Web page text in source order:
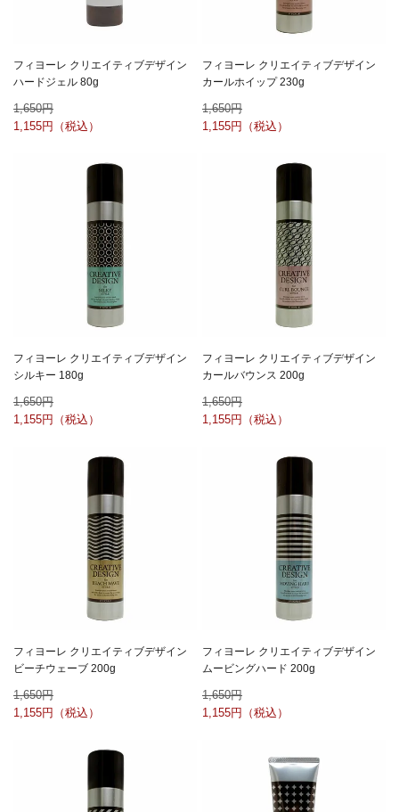
フィヨーレ クリエイティブデザイン
ハードジェル 80g
1,650
1,155
フィヨーレ クリエイティブデザイン
カールホイップ 230g
1,650
1,155
フィヨーレ クリエイティブデザイン
シルキー 180g
1,650
1,155
フィヨーレ クリエイティブデザイン
カールバウンス 200g
1,650
1,155
フィヨーレ クリエイティブデザイン
ビーチウェーブ 200g
1,650
1,155
フィヨーレ クリエイティブデザイン
ムービングハード 200g
1,650
1,155